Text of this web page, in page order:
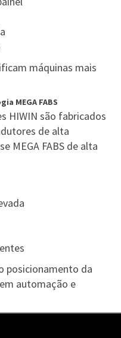
máquinas mais
MEGA FABS
HIWIN são fabricados
de alta
MEGA FABS de alta
posicionamento da
automação e